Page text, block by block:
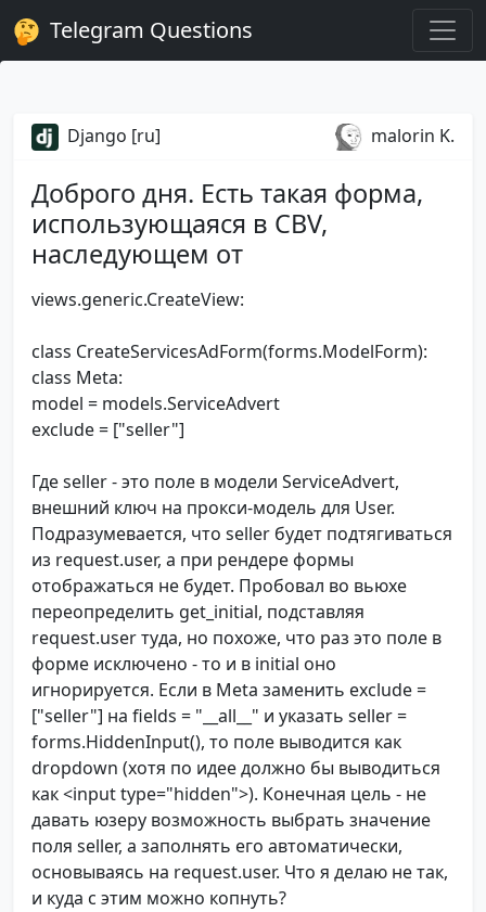
Telegram Questions
Django [ru] malorin K.
Доброго дня. Есть такая форма,
использующаяся в CBV,
наследующем от
views.generic.CreateView:
class CreateServicesAdForm(forms.ModelForm):
class Meta:
model = models.ServiceAdvert
exclude = ["seller"]
Где seller - это поле в модели ServiceAdvert,
внешний ключ на прокси-модель для User.
Подразумевается, что seller будет подтягиваться
из request.user, а при рендере формы
отображаться не будет. Пробовал во вьюхе
переопределить get_initial, подставляя
request.user туда, но похоже, что раз это поле в
форме исключено - то и в initial оно
игнорируется. Если в Meta заменить exclude =
["seller"] на fields = "__all__" и указать seller =
forms.HiddenInput(), то поле выводится как
dropdown (хотя по идее должно бы выводиться
как <input type="hidden">). Конечная цель - не
давать юзеру возможность выбрать значение
поля seller, а заполнять его автоматически,
основываясь на request.user. Что я делаю не так,
и куда с этим можно копнуть?